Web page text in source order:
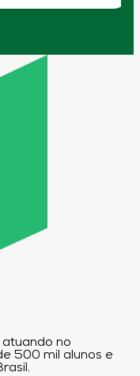
atuando no
500 mil alunos e